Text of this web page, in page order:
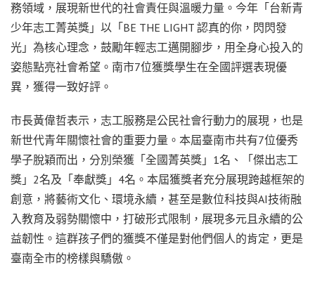
務領域，展現新世代的社會責任與溫暖力量。今年「台新青
少年志工菁英獎」以「BE THE LIGHT 認真的你，閃閃發
光」為核心理念，鼓勵年輕志工邁開腳步，用全身心投入的
姿態點亮社會希望。南市7位獲獎學生在全國評選表現優
異，獲得一致好評。
市長黃偉哲表示，志工服務是公民社會行動力的展現，也是
新世代青年關懷社會的重要力量。本屆臺南市共有7位優秀
學子脫穎而出，分別榮獲「全國菁英獎」1名、「傑出志工
獎」2名及「奉獻獎」4名。本屆獲獎者充分展現跨越框架的
創意，將藝術文化、環境永續，甚至是數位科技與AI技術融
入教育及弱勢關懷中，打破形式限制，展現多元且永續的公
益韌性。這群孩子們的獲獎不僅是對他們個人的肯定，更是
臺南全市的榜樣與驕傲。